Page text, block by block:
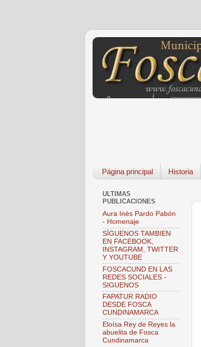
Página principal Historia
ULTIMAS
PUBLICACIONES
Aura Inés Pardo Pabón
- Homenaje
SÍGUENOS TAMBIEN
EN FACEBOOK,
INSTAGRAM, TWITTER
Y YOUTUBE
FOSCACUND EN LAS
REDES SOCIALES -
SIGUENOS
FAPATUR RADIO
DESDE FOSCA
CUNDINAMARCA
Eloísa Rey de Reyes la
abuelita de Fosca
Cundinamarca